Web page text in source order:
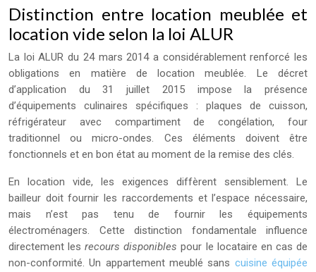
Distinction entre location meublée et
location vide selon la loi ALUR
La loi ALUR du 24 mars 2014 a considérablement renforcé les
obligations en matière de location meublée. Le décret
d’application du 31 juillet 2015 impose la présence
d’équipements culinaires spécifiques : plaques de cuisson,
réfrigérateur avec compartiment de congélation, four
traditionnel ou micro-ondes. Ces éléments doivent être
fonctionnels et en bon état au moment de la remise des clés.
En location vide, les exigences diffèrent sensiblement. Le
bailleur doit fournir les raccordements et l’espace nécessaire,
mais n’est pas tenu de fournir les équipements
électroménagers. Cette distinction fondamentale influence
directement lesrecours disponiblespour le locataire en cas de
non-conformité. Un appartement meublé sans cuisine équipée